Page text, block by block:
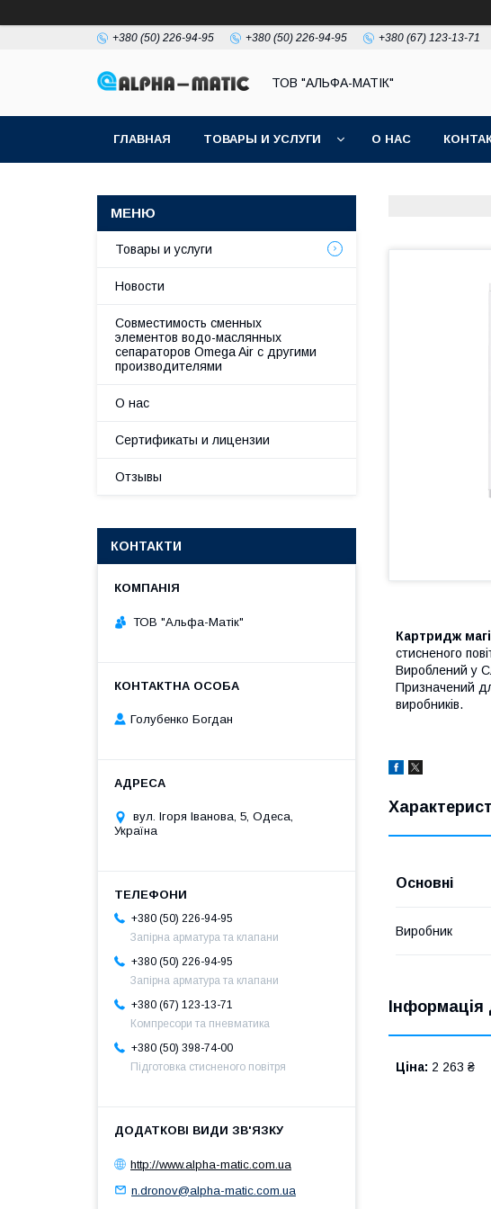
+380 (50) 226-94-95 +380 (50) 226-94-95 +380 (67) 123-13-71
ТОВ "АЛЬФА-МАТІК"
ГЛАВНАЯ ТОВАРЫ И УСЛУГИ О НАС
Картридж
стисненого
Вироблений у
Призначений
виробників.
Основні
Виробник
Ціна: 2 263 ₴
Товары и услуги
Новости
Совместимость сменных
элементов водо-маслянных
сепараторов Omega Air с другими
производителями
О нас
Сертификаты и лицензии
Отзывы
КОНТАКТИ
ТОВ "Альфа-Матік"
Голубенко Богдан
вул. Ігоря Іванова, 5, Одеса,
Україна
+380 (50) 226-94-95
Запірна арматура та клапани
+380 (50) 226-94-95
Запірна арматура та клапани
+380 (67) 123-13-71
Компресори та пневматика
+380 (50) 398-74-00
Підготовка стисненого повітря
http://www.alpha-matic.com.ua
n.dronov@alpha-matic.com.ua